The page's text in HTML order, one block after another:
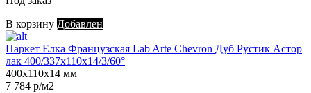
В корзину Добавлен
Паркет Елка Французская Lab Arte Chevron Дуб Рустик Астор
лак 400/337х110х14/3/60°
400х110х14 мм
7 784 р/м2